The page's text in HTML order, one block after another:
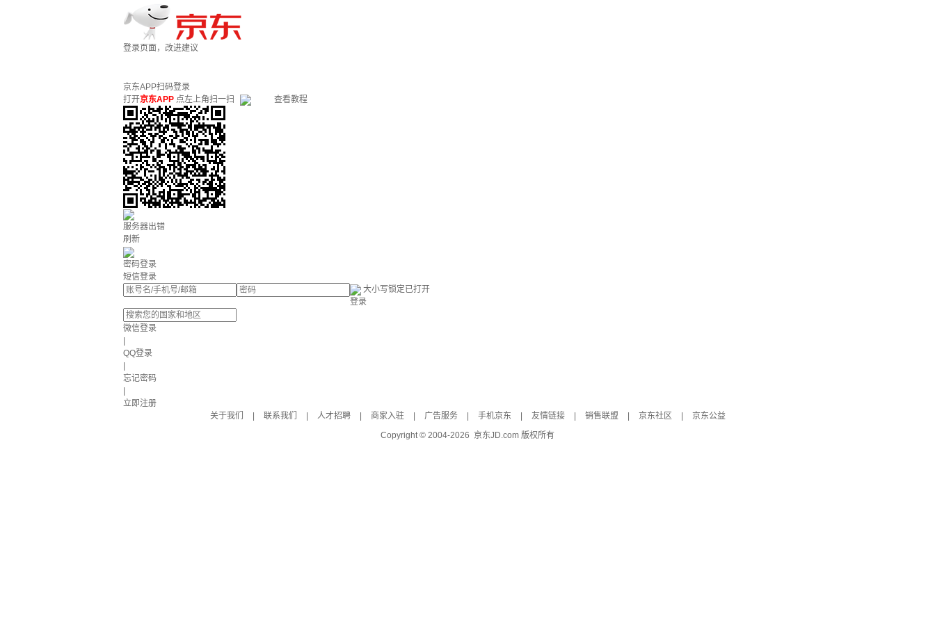
登录页面，改进建议
京东APP扫码登录
打开京东APP 点左上角扫一扫 查看教程
服务器出错
刷新
密码登录
短信登录
大小写锁定已打开
登录
微信登录
QQ登录
忘记密码
立即注册
关于我们
联系我们 人才招聘 商家入驻 广告服务 手机京东 友情链接 销售联盟 京东社区
京东公益
Copyright © 2004-2026 京东JD.com 版权所有